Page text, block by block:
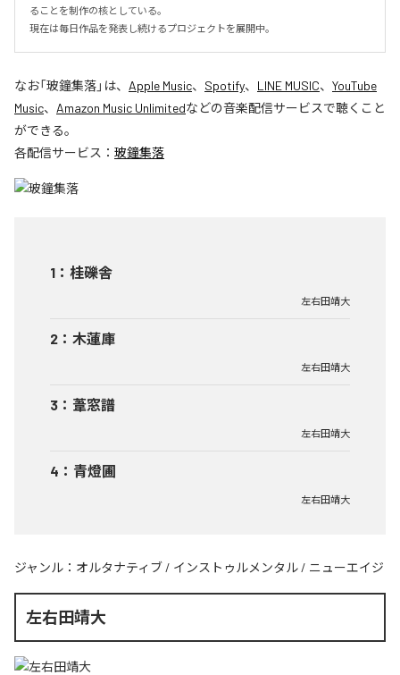
ることを制作の核としている。
現在は毎日作品を発表し続けるプロジェクトを展開中。
なお「玻鐘集落」は、 Apple Music、 Spotify、 LINE MUSIC、 YouTube
Music、 Amazon Music Unlimitedなどの音楽配信サービスで聴くこと
ができる。
各配信サービス： 玻鐘集落
1 ： 桂礫舎
左右田靖大
2 ： 木蓮庫
左右田靖大
3 ： 葦窓譜
左右田靖大
4 ： 青燈圃
左右田靖大
ジャンル： オルタナティブ / インストゥルメンタル / ニューエイジ
左右田靖大